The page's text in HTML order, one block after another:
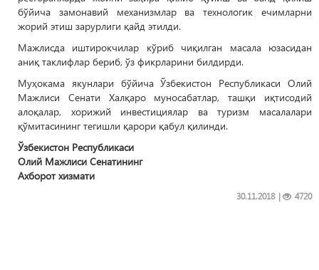
бўйича замонавий механизмлар ва технологик ечимларни
жорий этиш зарурлиги қайд этилди.
Мажлисда иштирокчилар кўриб чиқилган масала юзасидан
аниқ таклифлар бериб, ўз фикрларини билдирди.
Муҳокама якунлари бўйича Ўзбекистон Республикаси Олий
Мажлиси Сенати Халқаро муносабатлар, ташқи иқтисодий
алоқалар, хорижий инвестициялар ва туризм масалалари
қўмитасининг тегишли қарори қабул қилинди.
Ўзбекистон Республикаси
Олий Мажлиси Сенатининг
Ахборот хизмати
| 4720
30.11.2018